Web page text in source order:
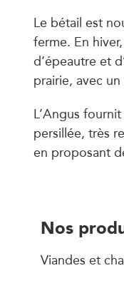
Le bétail est
ferme. En
d’épeautre et
prairie, avec
L’Angus
persillée, très
en proposant
Nos
Viandes et